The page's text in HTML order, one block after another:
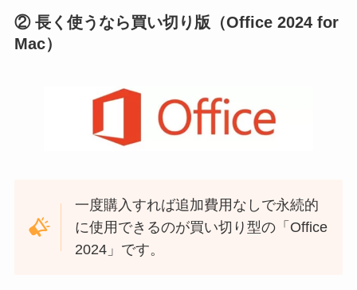
② 長く使うなら買い切り版（Office 2024 for
Mac）
一度購入すれば追加費用なしで永続的
に使用できるのが買い切り型の「Office
2024」です。